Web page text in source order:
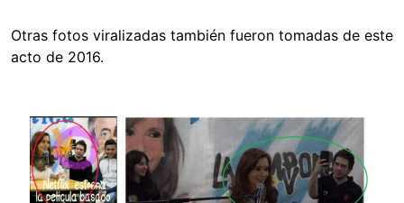
Otras fotos viralizadas también fueron tomadas de este
acto de 2016.
Image